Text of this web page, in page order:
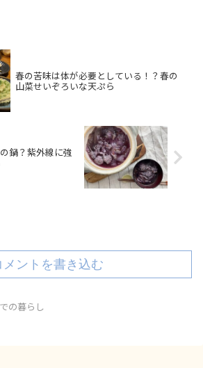
春の苦味は体が必要としている！？春の
山菜せいぞろいな天ぷら
鍋？紫外線に強
メントを書き込む
の暮らし